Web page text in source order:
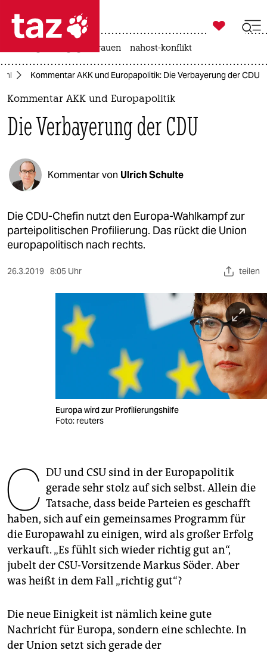
 taz zahl ich
taz zahl ich
politik
öko
gesellschaft
kultur
sport
berlin
unterstützen
abo
genossenschaft
epaper login

taz zahl ich
gewalt gegen frauen nahost-konflikt
Kommentar AKK und Europapolitik: Die Verbayerung der CDU
Kommentar AKK und Europapolitik
Die Verbayerung der CDU
Kommentar von Ulrich Schulte
Die CDU-Chefin nutzt den Europa-Wahlkampf zur
parteipolitischen Profilierung. Das rückt die Union
europapolitisch nach rechts.
26.3.2019 8:05 Uhr teilen
Europa wird zur Profilierungshilfe
Foto: reuters
C DU und CSU sind in der Europapolitik
gerade sehr stolz auf sich selbst. Allein die
Tatsache, dass beide Parteien es geschafft
haben, sich auf ein gemeinsames Programm für
die Europawahl zu einigen, wird als großer Erfolg
verkauft. „Es fühlt sich wieder richtig gut an“,
jubelt der CSU-Vorsitzende Markus Söder. Aber
was heißt in dem Fall „richtig gut“?
Die neue Einigkeit ist nämlich keine gute
Nachricht für Europa, sondern eine schlechte. In
der Union setzt sich gerade der